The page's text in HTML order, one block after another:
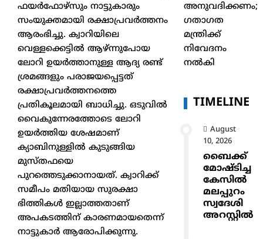
ഫയർഫോഴ്സും നാട്ടുകാരും
സംയുക്തമായി രക്ഷാപ്രവർത്തനം
ആരംഭിച്ചു. ക്വാറിയിലെ
വെള്ളക്കെട്ടിൽ ആഴ്ന്നുപോയ
ലോറി ഉയർത്താനുള്ള ആദ്യ രണ്ട്
ശ്രമങ്ങളും പരാജയപ്പെട്ടത്
രക്ഷാപ്രവർത്തനത്തെ
പ്രതികൂലമായി ബാധിച്ചു. ഒടുവിൽ
വൈകുന്നേരത്തോടെ ലോറി
ഉയർത്തിയ ശേഷമാണ്
ക്യാബിനുള്ളിൽ കുടുങ്ങിയ
മുസ്തഫയെ
പുറത്തെടുക്കാനായത്. ക്വാറിക്ക്
സമീപം മതിയായ സുരക്ഷാ
ഭിത്തികൾ ഇല്ലാത്തതാണ്
അപകടത്തിന് കാരണമായതെന്ന്
നാട്ടുകാർ ആരോപിക്കുന്നു.
അനുവദിക്കണം;
ഗതാഗത
മന്ത്രിക്ക്
നിവേദനം
നൽകി
TIMELINE
August
10, 2026
ബൈക്ക്
മോഷ്ടിച്ച
കേസിൽ
മലപ്പുറം
സ്വദേശി
അറസ്റ്റിൽ